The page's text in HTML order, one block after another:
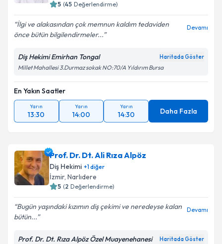
5 (45 Değerlendirme)
İlgi ve alakasından çok memnun kaldım tedaviden
önce bütün bilgilendirmeler...
Devamı
Diş Hekimi Emirhan Tongal Haritada Göster
Millet Mahallesi 3.Durmaz sokak NO:70/A Yıldırım Bursa
En Yakın Saatler
Yarın
13:30
Yarın
14:00
Yarın
14:30 Daha Fazla
Prof. Dr. Dt. Ali Rıza Alpöz
Diş Hekimi +1diğer
İzmir, Narlıdere
5 (2 Değerlendirme)
Bugün yaşındaki kızımın diş çekimi ve neredeyse kalan
bütün...
Devamı
Prof. Dr. Dt. Rıza Alpöz Özel Muayenehanesi Haritada Göster